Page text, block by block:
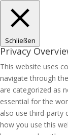
Schließen
Privacy
This website uses
navigate through
are categorized as
essential for the
also use third-party
how you use this